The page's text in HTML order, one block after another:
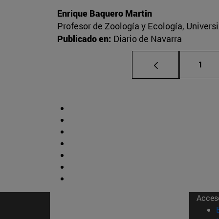
Enrique Baquero Martin
Profesor de Zoología y Ecología,
Publicado en: Diario de Navarra
1